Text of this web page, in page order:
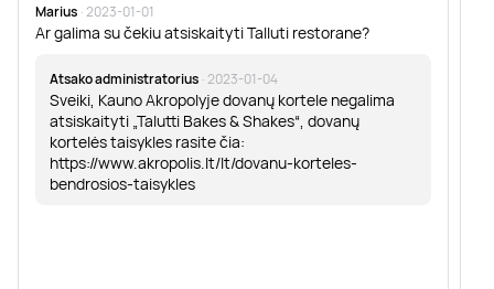
Marius · 2023-01-01
Ar galima su čekiu atsiskaityti Talluti restorane?
Atsako administratorius · 2023-01-04
Sveiki, Kauno Akropolyje dovanų kortele negalima
atsiskaityti „Talutti Bakes & Shakes“, dovanų
kortelės taisykles rasite čia:
https://www.akropolis.lt/lt/dovanu-korteles-
bendrosios-taisykles